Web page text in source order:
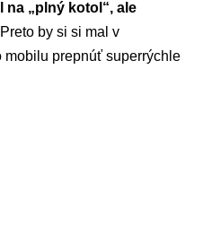
„plný kotol“, ale
by si si mal v
mobilu prepnúť superrýchle